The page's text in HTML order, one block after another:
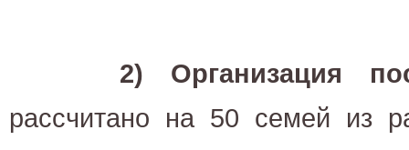
2) Организация
рассчитано на 50 семей из